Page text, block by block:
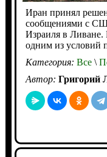
Иран принял
сообщениями с
Израиля в Ливане.
одним из условий
Категория: Все\
Автор: Григорий